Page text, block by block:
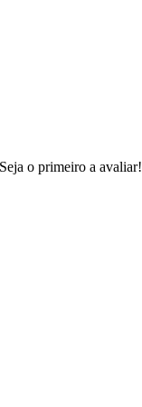
o primeiro a avaliar!